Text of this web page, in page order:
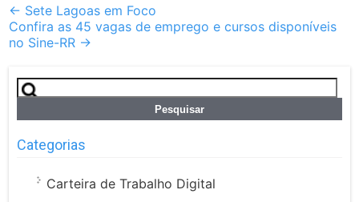
Post
navigation
← Sete Lagoas em Foco
Confira as 45 vagas de emprego e cursos disponíveis
no Sine-RR →
Pesquisar
por:
Categorias
Carteira de Trabalho Digital